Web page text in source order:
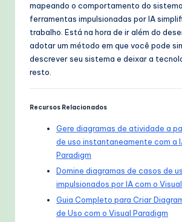
mapeando o comportamento do
ferramentas impulsionadas por IA
trabalho. Está na hora de ir além do
adotar um método em que você pode
descrever seu sistema e deixar a
resto.
Recursos Relacionados
Gere diagramas de atividade a
de uso instantaneamente com a
Paradigm
Domine diagramas de casos de
impulsionados por IA com o
Guia Completo para Criar
de Uso com o Visual Paradigm